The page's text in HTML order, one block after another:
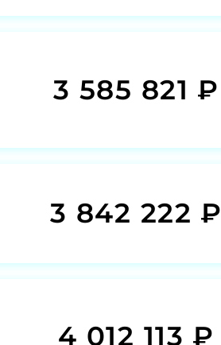
3 585 821 ₽
3 842 222 ₽
4 012 113 ₽